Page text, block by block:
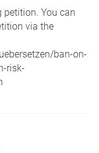
You can
via the
ban-on-
risk-